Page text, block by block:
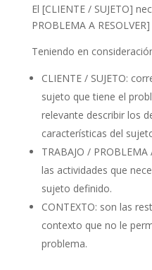
El [CLIENTE / SUJETO]
PROBLEMA A
Teniendo en
CLIENTE / SUJETO:
sujeto que tiene el
relevante describir los
características del
TRABAJO /
las actividades que
sujeto definido.
CONTEXTO: son las
contexto que no le
problema.